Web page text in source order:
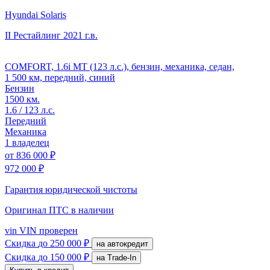
Hyundai Solaris
II Рестайлинг 2021 г.в.
COMFORT, 1.6i MT (123 л.с.), бензин, механика, седан,
1 500 км, передний, синий
Бензин
1500 км.
1.6 / 123 л.с.
Передний
Механика
1 владелец
от 836 000 ₽
972 000 ₽
Гарантия юридической чистоты
Оригинал ПТС в наличии
vin VIN проверен
Скидка до 250 000 ₽ на автокредит
Скидка до 150 000 ₽
на Trade-In